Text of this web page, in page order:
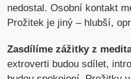
nedostal. Osobní kontakt
Prožitek je jiný – hlubší,
Zasdílíme zážitky z
extroverti budou sdílet,